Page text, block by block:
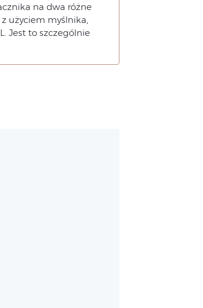
na dwa różne
użyciem myślnika,
Jest to szczególnie